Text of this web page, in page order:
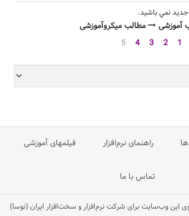
نمي باشيد.
آموزشی
مطالب میکروآموزشی
1
2
3
4
5
راهنمای نرم‌افزار فیلمهای آموزشی
تماس با ما
این وب‌سایت برای شرکت نرم‌افزار و سخت‌افزار ایران (نوسا)